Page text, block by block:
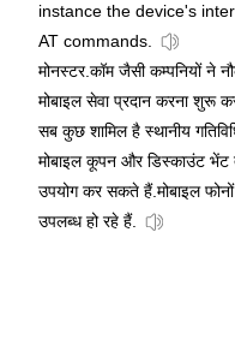
instance the device's
AT commands.
मोनस्टर.कॉम जैसी कम्पनियों ने
मोबाइल सेवा प्रदान करना शुरू
सब कुछ शामिल है स्थानीय
मोबाइल कूपन और डिस्काउंट भेंट
उपयोग कर सकते हैं.मोबाइल
उपलब्ध हो रहे हैं.